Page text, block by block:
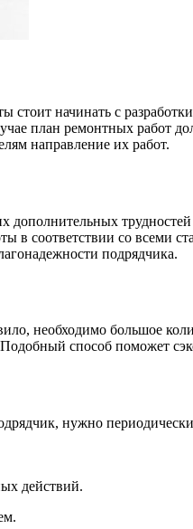
начинать с
план ремонтных работ
направление их работ.
дополнительных
в соответствии со всеми
подрядчика.
необходимо большое
способ поможет
нужно периодически
действий.